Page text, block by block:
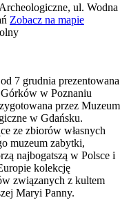
ul. Wodna
Zobacz na mapie
7 grudnia prezentowana
Górków w Poznaniu
przez Muzeum
w Gdańsku.
ze zbiorów własnych
muzeum zabytki,
najbogatszą w Polsce i
kolekcję
związanych z kultem
Maryi Panny.